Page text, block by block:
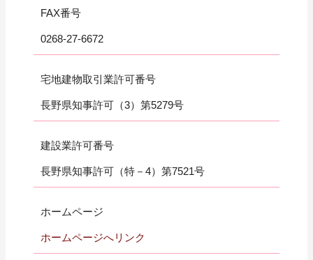
FAX番号
0268-27-6672
宅地建物取引業許可番号
長野県知事許可（3）第5279号
建設業許可番号
長野県知事許可（特－4）第7521号
ホームページ
ホームページへリンク